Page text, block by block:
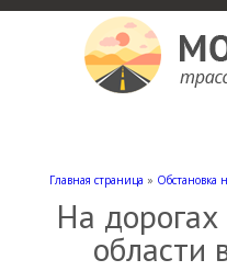
Главная страница » Обстановка
На дорогах
области